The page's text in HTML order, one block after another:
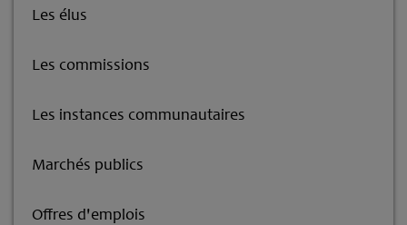
Les élus
Les commissions
Les instances communautaires
Marchés publics
Offres d'emplois